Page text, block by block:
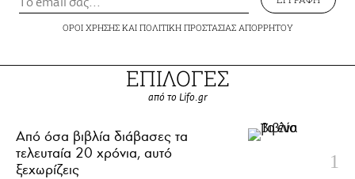
ΟΡΟΙ ΧΡΗΣΗΣΚΑΙ ΠΟΛΙΤΙΚΗ ΠΡΟΣΤΑΣΙΑΣ ΑΠΟΡΡΗΤΟΥ
ΕΠΙΛΟΓΕΣ
από το Lifo.gr
Από όσα βιβλία διάβασες τα
τελευταία 20 χρόνια, αυτό
ξεχωρίζεις